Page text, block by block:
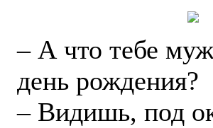
– А что тебе
день рождения?
– Видишь, под